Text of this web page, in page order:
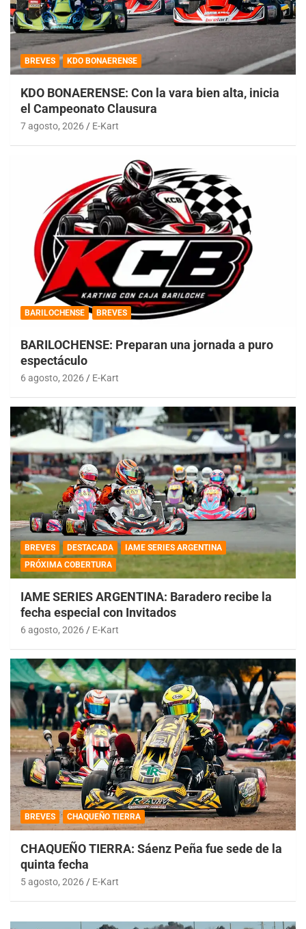
BREVES KDO BONAERENSE
KDO BONAERENSE: Con la vara bien alta, inicia
el Campeonato Clausura
7 agosto, 2026 E-Kart
BARILOCHENSE BREVES
BARILOCHENSE: Preparan una jornada a puro
espectáculo
6 agosto, 2026 E-Kart
BREVES DESTACADA
IAME SERIES ARGENTINA
PRÓXIMA COBERTURA
IAME SERIES ARGENTINA: Baradero recibe la
fecha especial con Invitados
6 agosto, 2026 E-Kart
BREVES CHAQUEÑO TIERRA
CHAQUEÑO TIERRA: Sáenz Peña fue sede de la
quinta fecha
5 agosto, 2026 E-Kart